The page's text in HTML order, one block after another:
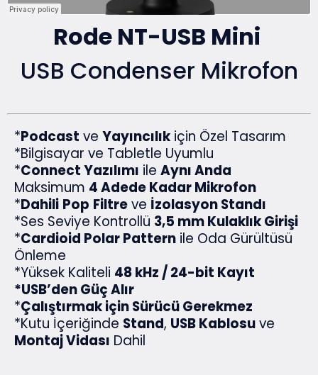
Rode NT-USB Mini
USB Condenser Mikrofon
*Podcast ve Yayıncılık için Özel Tasarım
*Bilgisayar ve Tabletle Uyumlu
*Connect Yazılımı ile Aynı Anda
Maksimum 4 Adede Kadar Mikrofon
*Dahili Pop Filtreve İzolasyon Standı
*Ses Seviye Kontrollü 3,5 mm Kulaklık Girişi
*Cardioid Polar Pattern ile Oda Gürültüsü
Önleme
*Yüksek Kaliteli 48 kHz / 24-bit Kayıt
*USB’den Güç Alır
*Çalıştırmak için Sürücü Gerekmez
*Kutu İçeriğinde Stand, USB Kablosuve
Montaj Vidası Dahil